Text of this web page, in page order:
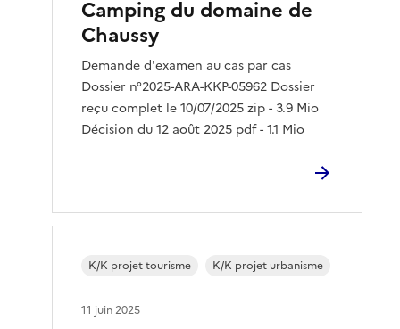
Camping du domaine de
Chaussy
Demande d'examen au cas par cas
Dossier n°2025-ARA-KKP-05962 Dossier
reçu complet le 10/07/2025 zip - 3.9 Mio
Décision du 12 août 2025 pdf - 1.1 Mio
K/K projet tourisme K/K projet urbanisme
11 juin 2025